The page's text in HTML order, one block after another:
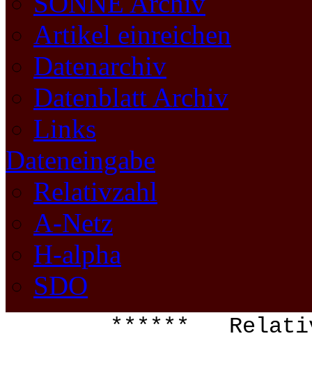
Artikel einreichen
Datenarchiv
Datenblatt Archiv
Links
Dateneingabe
Relativzahl
A-Netz
H-alpha
SDO
******